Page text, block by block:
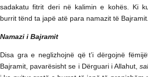
sadakatu fitrit deri në kalimin e kohës. Ki
burrit tënd ta japë atë para namazit të Bajramit.
Namazi i Bajramit
Disa gra e neglizhojnë që t’i dërgojnë
Bajramit, pavarësisht se i Dërguari i Allahut,